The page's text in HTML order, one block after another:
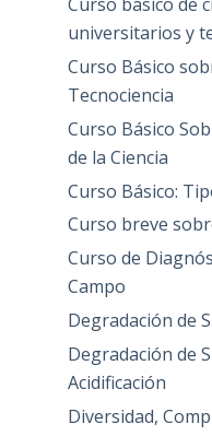
universitarios y
Curso Básico
Tecnociencia
Curso Básico
de la Ciencia
Curso Básico:
Curso breve
Curso de
Campo
Degradación de
Degradación de
Acidificación
Diversidad,